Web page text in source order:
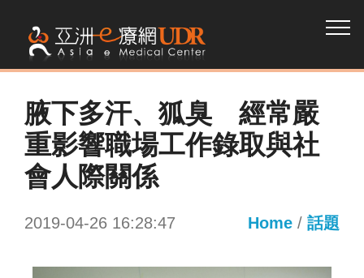
腋下多汗、狐臭 經常嚴
重影響職場工作錄取與社
會人際關係
2019-04-26 16:28:47 Home / 話題